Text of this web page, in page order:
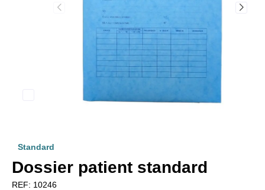
Standard
Dossier patient standard
REF: 10246